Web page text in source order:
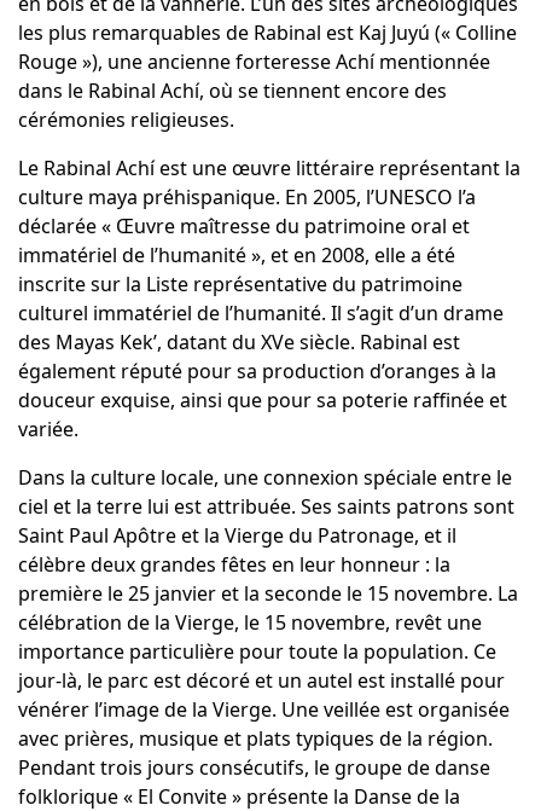
les plus remarquables de Rabinal est Kaj Juyú (« Colline
Rouge »), une ancienne forteresse Achí mentionnée
dans le Rabinal Achí, où se tiennent encore des
cérémonies religieuses.
Le Rabinal Achí est une œuvre littéraire représentant la
culture maya préhispanique. En 2005, l’UNESCO l’a
déclarée « Œuvre maîtresse du patrimoine oral et
immatériel de l’humanité », et en 2008, elle a été
inscrite sur la Liste représentative du patrimoine
culturel immatériel de l’humanité. Il s’agit d’un drame
des Mayas Kek’, datant du XVe siècle. Rabinal est
également réputé pour sa production d’oranges à la
douceur exquise, ainsi que pour sa poterie raffinée et
variée.
Dans la culture locale, une connexion spéciale entre le
ciel et la terre lui est attribuée. Ses saints patrons sont
Saint Paul Apôtre et la Vierge du Patronage, et il
célèbre deux grandes fêtes en leur honneur : la
première le 25 janvier et la seconde le 15 novembre. La
célébration de la Vierge, le 15 novembre, revêt une
importance particulière pour toute la population. Ce
jour-là, le parc est décoré et un autel est installé pour
vénérer l’image de la Vierge. Une veillée est organisée
avec prières, musique et plats typiques de la région.
Pendant trois jours consécutifs, le groupe de danse
folklorique « El Convite » présente la Danse de la